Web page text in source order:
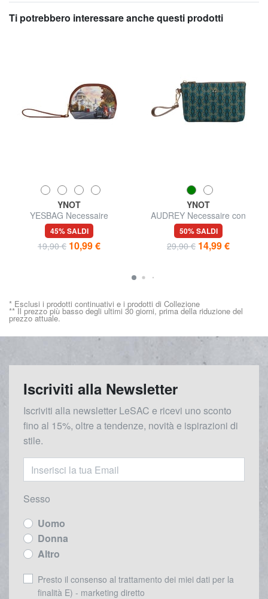
Ti potrebbero interessare anche questi prodotti
YNOT
YESBAG Necessaire
45% SALDI
19,90 € 10,99 €
YNOT
AUDREY Necessaire con
polsierina
50% SALDI
29,90 € 14,99 €
* Esclusi i prodotti continuativi e i prodotti di Collezione
** Il prezzo più basso degli ultimi 30 giorni, prima della riduzione del
prezzo attuale.
Iscriviti alla Newsletter
Iscriviti alla newsletter LeSAC e ricevi uno sconto
fino al 15%, oltre a tendenze, novità e ispirazioni di
stile.
Sesso
Uomo
Donna
Altro
Presto il consenso al trattamento dei miei dati per la
finalità E) - marketing diretto